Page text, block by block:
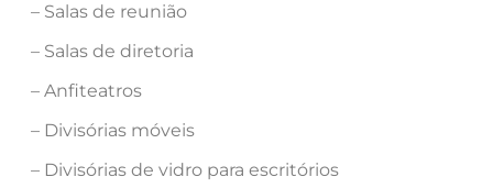
– Salas de reunião
– Salas de diretoria
– Anfiteatros
– Divisórias móveis
– Divisórias de vidro para escritórios